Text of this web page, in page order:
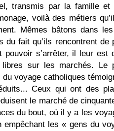
transmis par la famille et
voilà des métiers
Mêmes bâtons dans
du fait qu’ils rencontrent
pouvoir s’arrêter, il leur
sur les marchés. Le
du voyage catholiques
Ceux qui ont des
le marché de
du bout, où il y a les
empêchant les « gens du